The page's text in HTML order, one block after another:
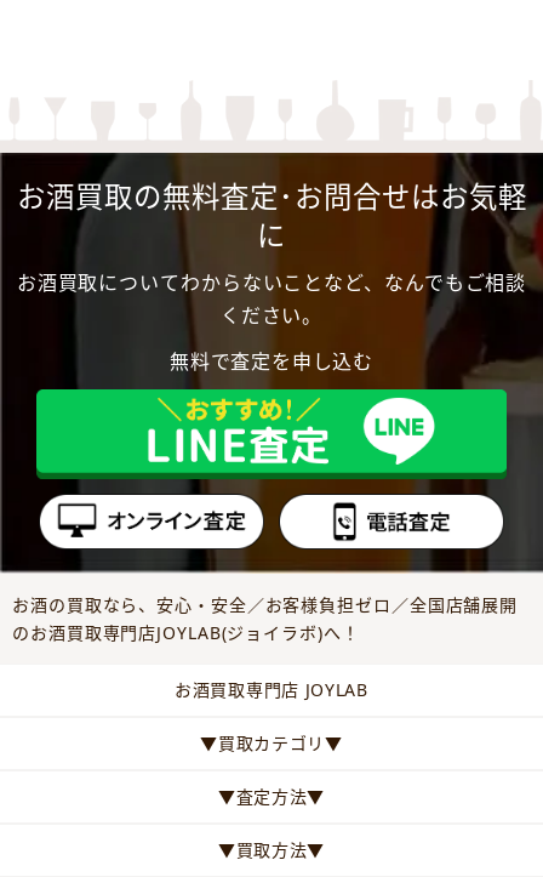
お酒買取の無料査定･お問合せはお気軽
に
お酒買取についてわからないことなど、なんでもご相談
ください。
無料で査定を申し込む
お酒の買取なら、安心・安全／お客様負担ゼロ／全国店舗展開
のお酒買取専門店JOYLAB(ジョイラボ)へ！
お酒買取専門店 JOYLAB
▼買取カテゴリ▼
▼査定方法▼
▼買取方法▼